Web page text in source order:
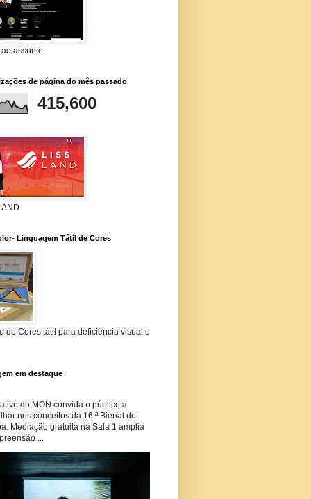
assunto.
de página do mês passado
415,600
Linguagem Tátil de Cores
de Cores tátil para deficiência visual e
em destaque
do MON convida o público a
nos conceitos da 16.ª Bienal de
Mediação gratuita na Sala 1 amplia
...